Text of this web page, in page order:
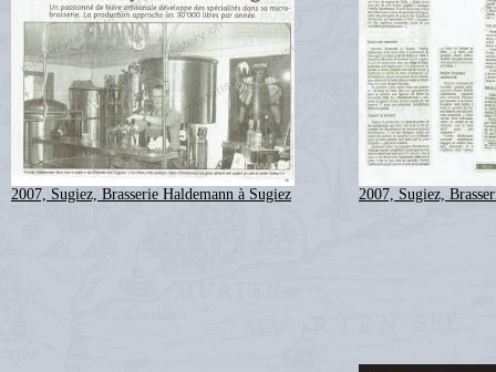
2007, Sugiez, Brasserie Haldemann à Sugiez 2007, Sugiez,